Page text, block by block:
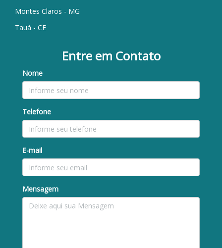
Montes Claros - MG
Tauá - CE
Entre em Contato
Nome
Telefone
E-mail
Mensagem